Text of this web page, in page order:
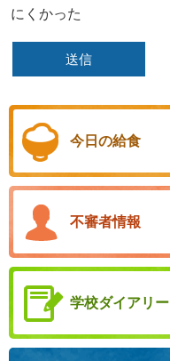
にくかった
今日の給食
不審者情報
学校ダイアリー